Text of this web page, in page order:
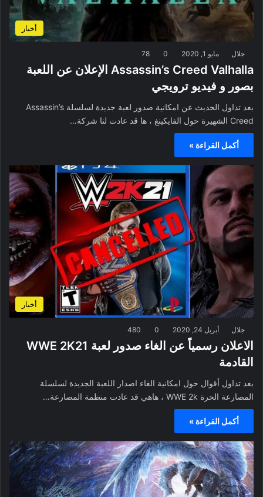
أخبار
جلال مايو 1, 2020 0
78
Assassin’s Creed Valhalla الإعلان عن اللعبة
بصور و فيديو ترويجي
بعد تداول الحديث عن امكانية صدور لعبة جديدة لسلسلة Assassin’s
Creed الشهيرة حول الفايكينغ ، ها قد عادت لنا شركة…
أكمل القراءة »
أخبار
جلال أبريل 24, 2020 0
480
الاعلان رسمياً عن الغاء صدور لعبة WWE 2K21
القادمة
بعد تداول أقوال حول امكانية الغاء اصدار اللعبة الجديدة لسلسلة
المصارعة الحرة WWE 2k ، هاهي قد عادت منظمة المصارعة…
أكمل القراءة »